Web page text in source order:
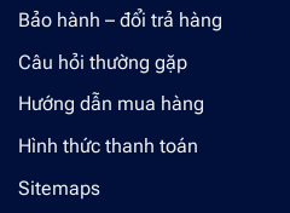
Bảo hành – đổi trả hàng
Câu hỏi thường gặp
Hướng dẫn mua hàng
Hình thức thanh toán
Sitemaps